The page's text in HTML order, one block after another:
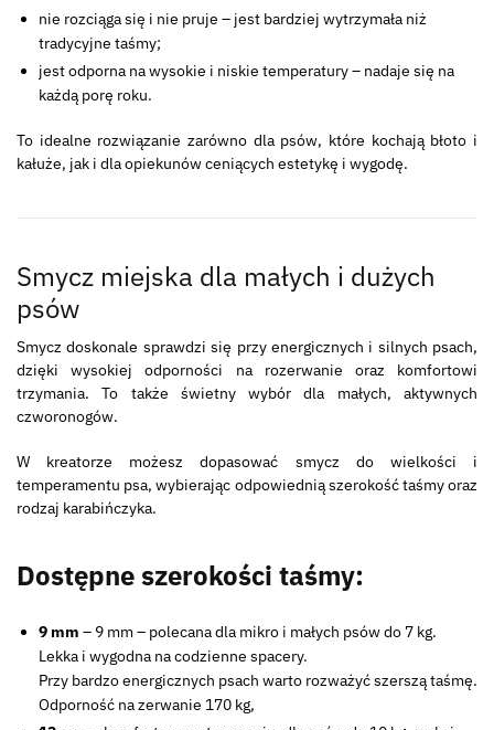
nie rozciąga się i nie pruje – jest bardziej wytrzymała niż
tradycyjne taśmy;
jest odporna na wysokie i niskie temperatury – nadaje się na
każdą porę roku.
To idealne rozwiązanie zarówno dla psów, które kochają błoto i
kałuże, jak i dla opiekunów ceniących estetykę i wygodę.
Smycz miejska dla małych i dużych
psów
Smycz doskonale sprawdzi się przy energicznych i silnych psach,
dzięki wysokiej odporności na rozerwanie oraz komfortowi
trzymania. To także świetny wybór dla małych, aktywnych
czworonogów.
W kreatorze możesz dopasować smycz do wielkości i
temperamentu psa, wybierając odpowiednią szerokość taśmy oraz
rodzaj karabińczyka.
Dostępne szerokości taśmy:
9 mm – 9 mm – polecana dla mikro i małych psów do 7 kg.
Lekka i wygodna na codzienne spacery.
Przy bardzo energicznych psach warto rozważyć szerszą taśmę.
Odporność na zerwanie 170 kg,